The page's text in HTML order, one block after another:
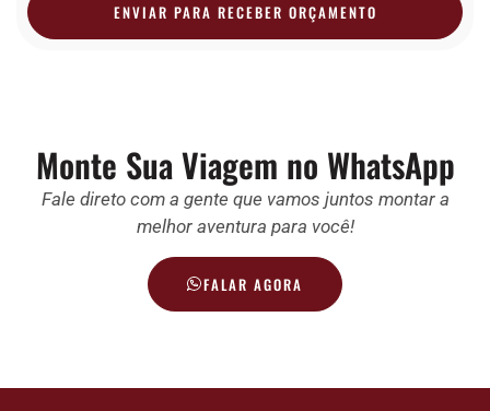
ENVIAR PARA RECEBER ORÇAMENTO
Monte Sua Viagem no WhatsApp
Fale direto com a gente que vamos juntos montar a
melhor aventura para você!
FALAR AGORA